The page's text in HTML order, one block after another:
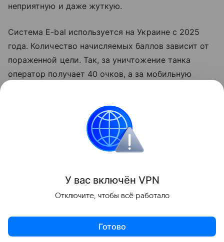
неприятную и даже жуткую.
Система E-bal используется на Украине с 2025
года. Количество начисляемых баллов зависит от
пораженной цели. Так, за уничтожение танка
оператор получает 40 очков, а за мобильную
через платформу Brave1 Market.
Украина
Поделиться
У вас включён VPN
Отключите, чтобы всё работало
Готово